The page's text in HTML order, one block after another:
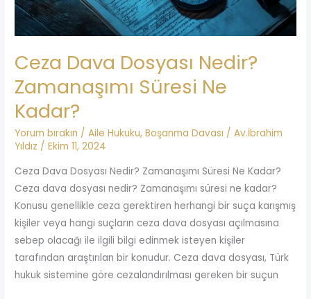
Ceza Dava Dosyası Nedir?
Zamanaşımı Süresi Ne
Kadar?
Yorum bırakın /Aile Hukuku,Boşanma Davası /Av.İbrahim
Yıldız /Ekim 11, 2024
Ceza Dava Dosyası Nedir? Zamanaşımı Süresi Ne Kadar?
Ceza dava dosyası nedir? Zamanaşımı süresi ne kadar?
Konusu genellikle ceza gerektiren herhangi bir suça karışmış
kişiler veya hangi suçların ceza dava dosyası açılmasına
sebep olacağı ile ilgili bilgi edinmek isteyen kişiler
tarafından araştırılan bir konudur. Ceza dava dosyası, Türk
hukuk sistemine göre cezalandırılması gereken bir suçun
Kadar?